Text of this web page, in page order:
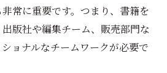
常に重要です。つまり、書籍を
版社や編集チーム、販売部門な
ョナルなチームワークが必要で